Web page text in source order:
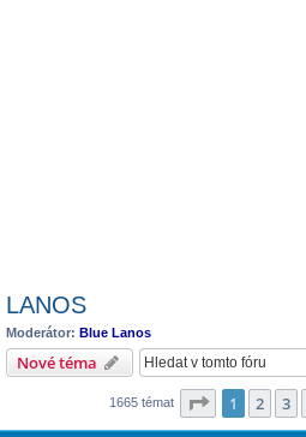
LANOS
Moderátor: Blue Lanos
Nové téma
1665 témat Stránka z
1 2 3